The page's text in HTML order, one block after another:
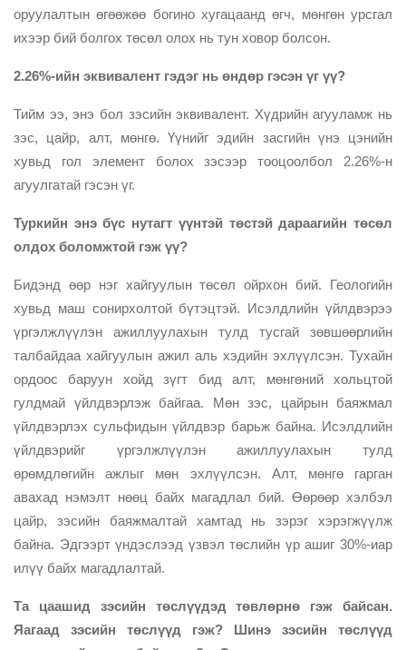
оруулалтын өгөөжөө богино хугацаанд өгч, мөнгөн урсгал
ихээр бий болгох төсөл олох нь тун ховор болсон.
2.26%-ийн эквивалент гэдэг нь өндөр гэсэн үг үү?
Тийм ээ, энэ бол зэсийн эквивалент. Хүдрийн агууламж нь
зэс, цайр, алт, мөнгө. Үүнийг эдийн засгийн үнэ цэнийн
хувьд гол элемент болох зэсээр тооцоолбол 2.26%-н
агуулгатай гэсэн үг.
Туркийн энэ бүс нутагт үүнтэй төстэй дараагийн төсөл
олдох боломжтой гэж үү?
Бидэнд өөр нэг хайгуулын төсөл ойрхон бий. Геологийн
хувьд маш сонирхолтой бүтэцтэй. Исэлдлийн үйлдвэрээ
үргэлжлүүлэн ажиллуулахын тулд тусгай зөвшөөрлийн
талбайдаа хайгуулын ажил аль хэдийн эхлүүлсэн. Тухайн
ордоос баруун хойд зүгт бид алт, мөнгөний хольцтой
гулдмай үйлдвэрлэж байгаа. Мөн зэс, цайрын баяжмал
үйлдвэрлэх сульфидын үйлдвэр барьж байна. Исэлдлийн
үйлдвэрийг үргэлжлүүлэн ажиллуулахын тулд
өрөмдлөгийн ажлыг мөн эхлүүлсэн. Алт, мөнгө гарган
авахад нэмэлт нөөц байх магадлал бий. Өөрөөр хэлбэл
цайр, зэсийн баяжмалтай хамтад нь зэрэг хэрэгжүүлж
байна. Эдгээрт үндэслээд үзвэл төслийн үр ашиг 30%-иар
илүү байх магадлалтай.
Та цаашид зэсийн төслүүдэд төвлөрнө гэж байсан.
Яагаад зэсийн төслүүд гэж? Шинэ зэсийн төслүүд